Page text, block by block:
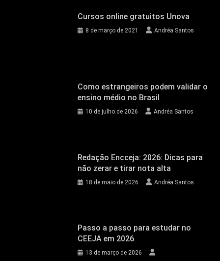
Cursos online gratuitos Unova
8 de março de 2021 Andréa Santos
Como estrangeiros podem validar o
ensino médio no Brasil
10 de julho de 2026 Andréa Santos
Redação Encceja: 2026: Dicas para
não zerar e tirar nota alta
18 de maio de 2026 Andréa Santos
Passo a passo para estudar no
CEEJA em 2026
13 de março de 2026